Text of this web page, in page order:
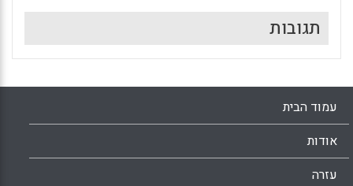
תגובות
עמוד הבית
אודות
עזרה